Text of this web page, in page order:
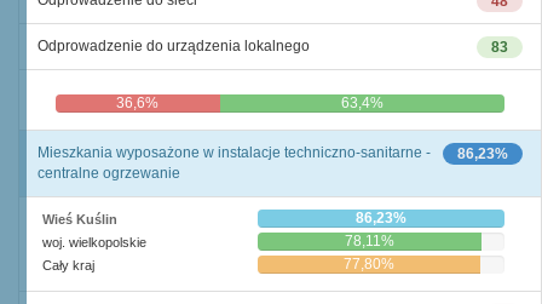
83
Odprowadzenie do urządzenia lokalnego
36,6% 63,4%
86,23%
Mieszkania wyposażone w instalacje techniczno-sanitarne -
centralne ogrzewanie
Wieś Kuślin 86,23%
woj. wielkopolskie 78,11%
Cały kraj 77,80%